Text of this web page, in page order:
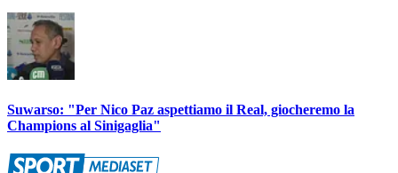
Suwarso: "Per Nico Paz aspettiamo il Real, giocheremo la
Champions al Sinigaglia"